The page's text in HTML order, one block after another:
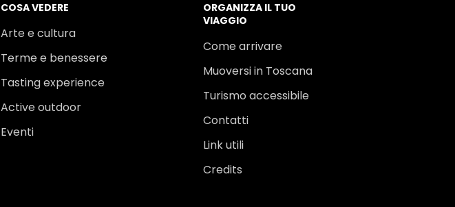
COSA VEDERE
Arte e cultura
Terme e benessere
Tasting experience
Active outdoor
Eventi
ORGANIZZA IL TUO
VIAGGIO
Come arrivare
Muoversi in Toscana
Turismo accessibile
Contatti
Link utili
Credits